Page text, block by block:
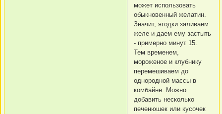
может использовать
обыкновенный желатин.
Значит, ягодки заливаем
желе и даем ему застыть
- примерно минут 15.
Тем временем,
мороженое и клубнику
перемешиваем до
однородной массы в
комбайне. Можно
добавить несколько
печенюшек или кусочек